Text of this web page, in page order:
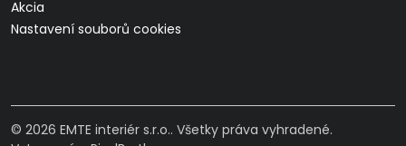
Akcia
Nastavení souborů cookies
© 2026 EMTE interiér s.r.o.. Všetky práva vyhradené.